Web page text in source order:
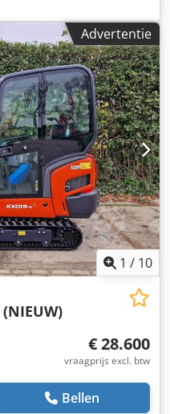
graafmachine)
Motorfabrikant: Case
Aqporf
totaalgewicht: 18000
1,91 m
- Bediening met
Wij ondersteunen u graag
leasing, in
Alle gegevens onder
voorbehouden.
Advertentie
1 / 10
€ 28.600
vraagprijs excl. btw
Bellen